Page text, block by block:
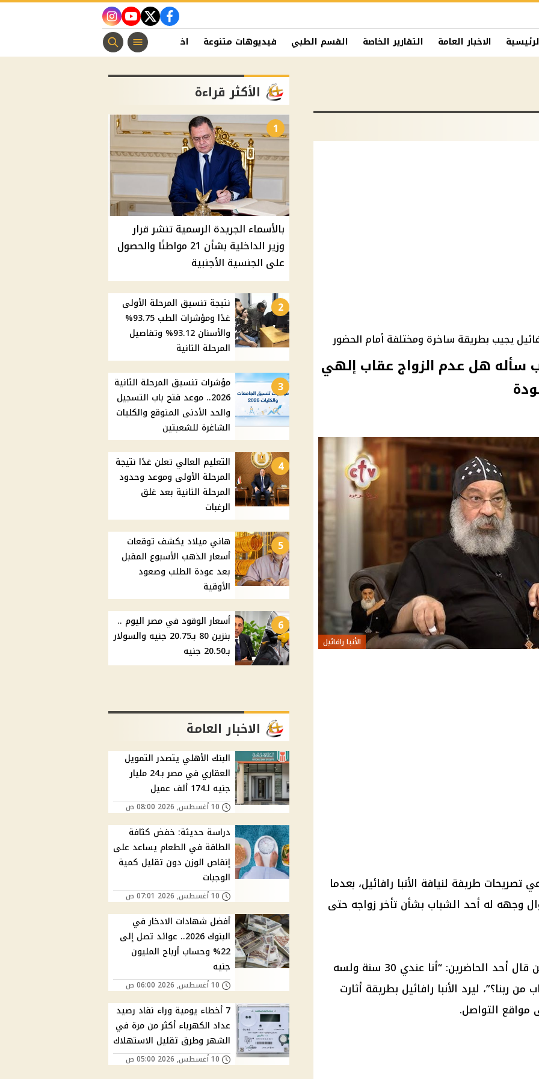
facebook
twitter
youtube
instagram
الاخبار العامة التقارير الخاصة القسم الطبي فيديوهات متنوعة اخبار الفن منوعات مسيحية
يجيب بطريقة ساخرة ومختلفة أمام الحضور
سأله هل عدم الزواج عقاب إلهي
الأنبا رافائيل
تصريحات طريفة لنيافة الأنبا رافائيل، بعدما
وجهه له أحد الشباب بشأن تأخر زواجه حتى
وجاء السؤال خلال لقاء مفتوح، حين قال أحد الحاضرين: “أنا عندي 30 سنة ولسه
ليرد الأنبا رافائيل بطريقة أثارت
مواقع التواصل.
الأكثر قراءة
1
بالأسماء الجريدة الرسمية تنشر قرار
وزير الداخلية بشأن 21 مواطنًا والحصول
على الجنسية الأجنبية
2
نتيجة تنسيق المرحلة الأولى
غدًا ومؤشرات الطب 93.75%
والأسنان 93.12% وتفاصيل
المرحلة الثانية
3
مؤشرات تنسيق المرحلة الثانية
2026.. موعد فتح باب التسجيل
والحد الأدنى المتوقع والكليات
الشاغرة للشعبتين
4
التعليم العالي تعلن غدًا نتيجة
المرحلة الأولى وموعد وحدود
المرحلة الثانية بعد غلق
الرغبات
5
هاني ميلاد يكشف توقعات
أسعار الذهب الأسبوع المقبل
بعد عودة الطلب وصعود
الأوقية
6
أسعار الوقود في مصر اليوم ..
بنزين 80 بـ20.75 جنيه والسولار
بـ20.50 جنيه
الاخبار العامة
البنك الأهلي يتصدر التمويل
العقاري في مصر بـ24 مليار
جنيه لـ174 ألف عميل
10 أغسطس, 2026 08:00 ص
دراسة حديثة: خفض كثافة
الطاقة في الطعام يساعد على
إنقاص الوزن دون تقليل كمية
الوجبات
10 أغسطس, 2026 07:01 ص
أفضل شهادات الادخار في
البنوك 2026.. عوائد تصل إلى
22% وحساب أرباح المليون
جنيه
10 أغسطس, 2026 06:00 ص
7 أخطاء يومية وراء نفاد رصيد
عداد الكهرباء أكثر من مرة في
الشهر وطرق تقليل الاستهلاك
10 أغسطس, 2026 05:00 ص